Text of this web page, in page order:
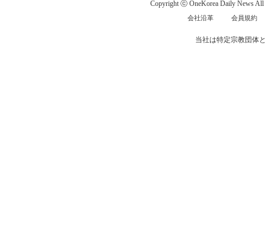
Copyright ⓒ OneKorea Daily News All
会社沿革 会員規約
当社は特定宗教団体